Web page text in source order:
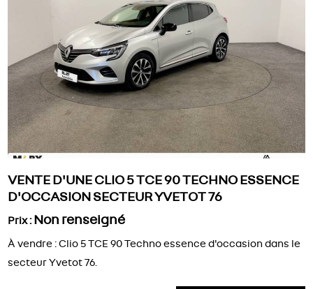
VENTE D'UNE CLIO 5 TCE 90 TECHNO ESSENCE
D'OCCASION SECTEUR YVETOT 76
Prix : Non renseigné
À vendre : Clio 5 TCE 90 Techno essence d'occasion dans le
secteur Yvetot 76.